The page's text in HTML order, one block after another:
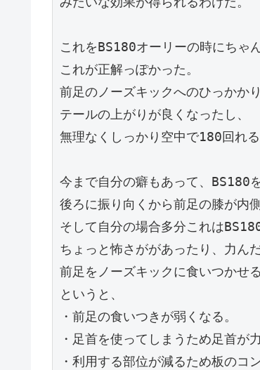
これをBS180オーリーの時にちゃ
これが正解っぽかった。
前足のノーズキックへのひっかか
テールの上がりが良くなったし、
無理なくしっかり空中で180回れる
今まで自分の癖もあって、BS180
後ろに振り向くから前足の膝が内
そして自分の場合多分これは
ちょっと怖さががあったり、力ん
前足をノーズキックに食いつかせ
というと、
・前足の食いつきが弱くなる。
・足首を使ってしまうため足首が力
・利用する部位が減るため板のコ